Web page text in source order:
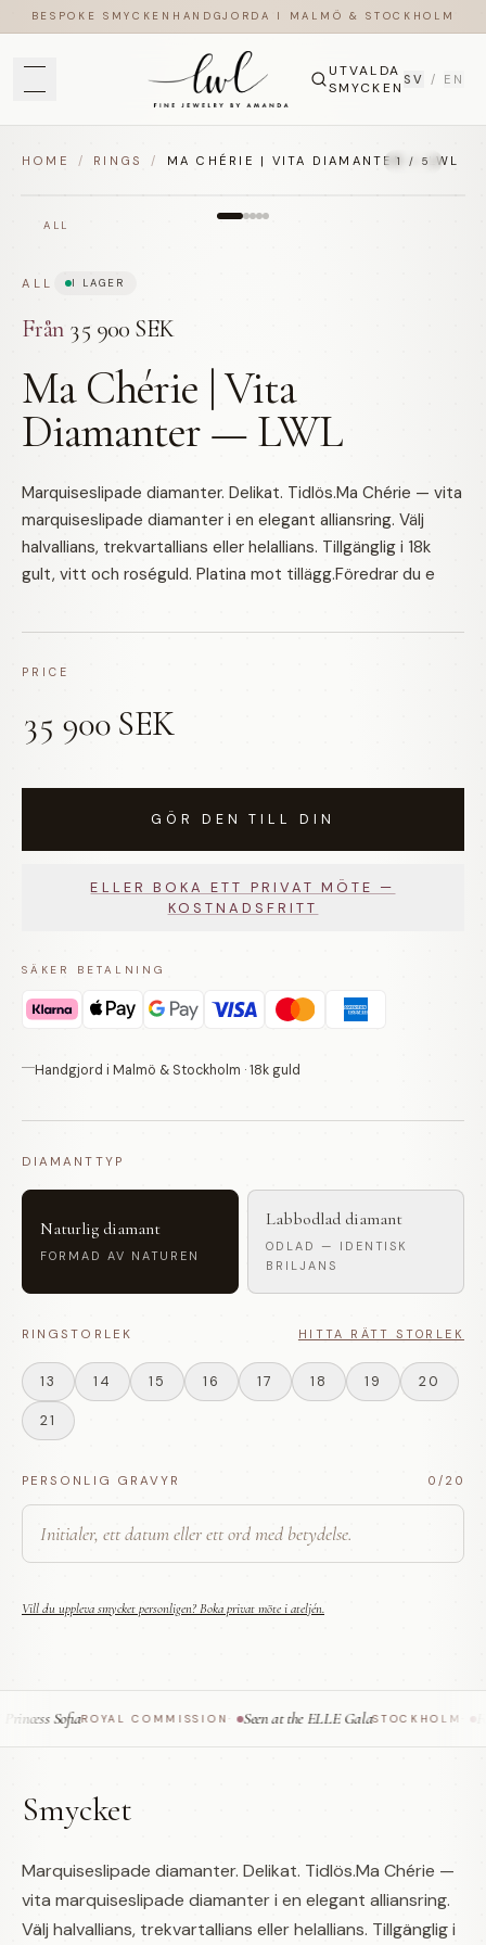
BESPOKE SMYCKEN HANDGJORDA I MALMÖ & STOCKHOLM
UTVALDA
SMYCKEN SV / EN
HOME / RINGS / MA CHÉRIE | VITA DIAMANTER — LWL
ALL
1 / 5
ALL I LAGER
Från 35 900 SEK
Ma Chérie | Vita
Diamanter — LWL
Marquiseslipade diamanter. Delikat. Tidlös.Ma Chérie — vita
marquiseslipade diamanter i en elegant alliansring. Välj
halvallians, trekvartallians eller helallians. Tillgänglig i 18k
gult, vitt och roséguld. Platina mot tillägg.Föredrar du e
PRICE
35 900 SEK
GÖR DEN TILL DIN
ELLER BOKA ETT PRIVAT MÖTE —
KOSTNADSFRITT
SÄKER BETALNING
Handgjord i Malmö & Stockholm · 18k guld
DIAMANTTYP
Naturlig diamant
FORMAD AV NATUREN
Labbodlad diamant
ODLAD — IDENTISK
BRILJANS
RINGSTORLEK HITTA RÄTT STORLEK
13 14 15 16 17 18 19 20
21
PERSONLIG GRAVYR 0 /20
Vill du uppleva smycket personligen? Boka privat möte i ateljén.
SofiaROYAL COMMISSION· Seen at the ELLE GalaSTOCKHOLM ·
Smycket
Marquiseslipade diamanter. Delikat. Tidlös.Ma Chérie —
vita marquiseslipade diamanter i en elegant alliansring.
Välj halvallians, trekvartallians eller helallians. Tillgänglig i